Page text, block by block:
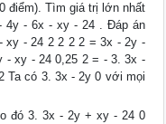
điểm). Tìm giá trị lớn nhất
4y - 6x - xy - 24 . Đáp án
xy - 24 2 2 2 2 = 3x - 2y -
- xy - 24 0,25 2 = - 3. 3x -
Ta có 3. 3x - 2y 0 với mọi
đó 3. 3x - 2y + xy - 24 0